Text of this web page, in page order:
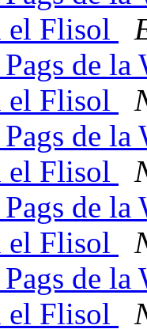
el Flisol
de la
el Flisol
de la
el Flisol
de la
el Flisol
de la
el Flisol